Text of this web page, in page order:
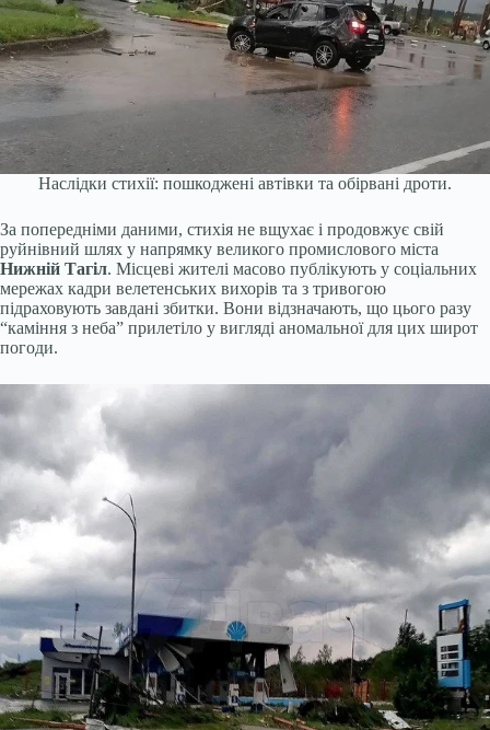
Наслідки стихії: пошкоджені автівки та обірвані дроти.
За попередніми даними, стихія не вщухає і продовжує свій
руйнівний шлях у напрямку великого промислового міста
Нижній Тагіл. Місцеві жителі масово публікують у соціальних
мережах кадри велетенських вихорів та з тривогою
підраховують завдані збитки. Вони відзначають, що цього разу
“каміння з неба” прилетіло у вигляді аномальної для цих широт
погоди.